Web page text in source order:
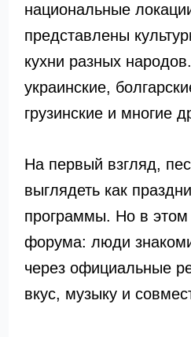
национальные
представлены
кухни разных
украинские,
грузинские и многие
На первый взгляд,
выглядеть как
программы. Но в
форума: люди
через официальные
вкус, музыку и